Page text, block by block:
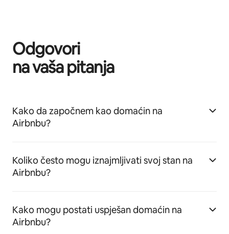
Odgovori
na vaša pitanja
Kako da započnem kao domaćin na
Airbnbu?
Koliko često mogu iznajmljivati svoj stan na
Airbnbu?
Kako mogu postati uspješan domaćin na
Airbnbu?